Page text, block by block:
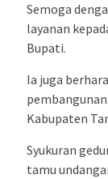
Semoga
layanan
Bupati.
Ia juga
Kabupaten
Syukuran
tamu